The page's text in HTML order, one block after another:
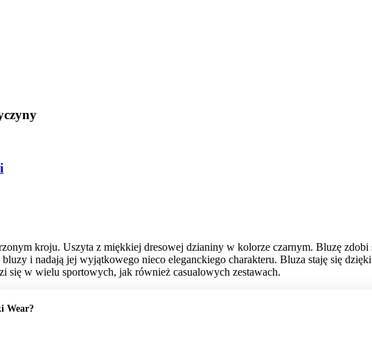
kroju. Uszyta z miękkiej dresowej dzianiny w kolorze czarnym. Bluzę zdobi
i nadają jej wyjątkowego nieco eleganckiego charakteru. Bluza staję się
się w wielu sportowych, jak również casualowych zestawach.
Wear?